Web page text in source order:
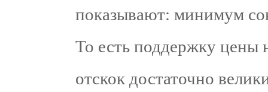
показывают: минимум
То есть поддержку
отскок достаточно